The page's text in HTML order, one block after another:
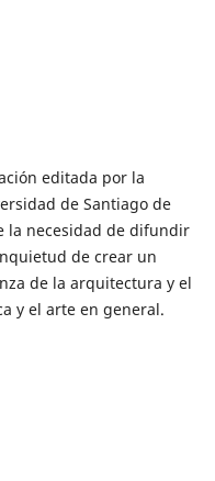
editada por la
de Santiago de
la necesidad de difundir
de crear un
de la arquitectura y el
y el arte en general.